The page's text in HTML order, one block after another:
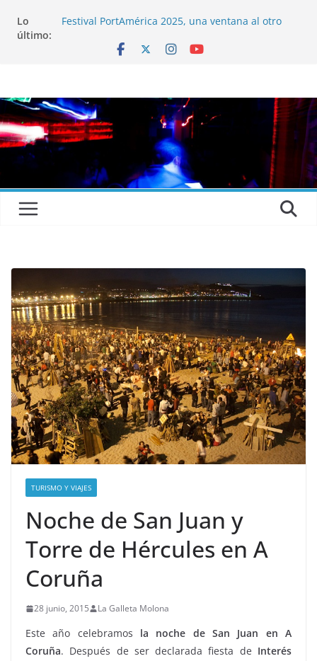
Lo
último:
Festival PortAmérica 2025, una ventana al otro
El Atlantic Fest 2025 propone un menú musical
Entrevista a RUMIA
Entrevista a mariagrep
TURISMO Y VIAJES
Noche de San Juan y
Torre de Hércules en A
Coruña
28 junio, 2015 La Galleta Molona
Este año celebramos la noche de San Juan en A
Coruña. Después de ser declarada fiesta de Interés